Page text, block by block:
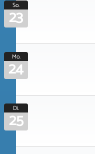
So.
23
Mo.
24
Di.
25